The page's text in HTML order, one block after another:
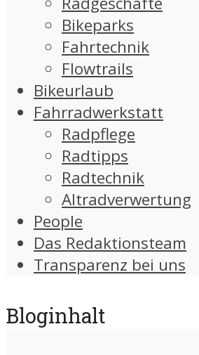
Bikeparks
Fahrtechnik
Flowtrails
Bikeurlaub
Fahrradwerkstatt
Radpflege
Radtipps
Radtechnik
Altradverwertung
People
Das Redaktionsteam
Transparenz bei uns
Bloginhalt